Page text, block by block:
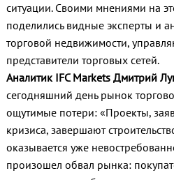
ситуации. Своими мнениями на
поделились видные эксперты и
торговой недвижимости,
представители торговых сетей.
Аналитик IFC Markets Дмитрий
сегодняшний день рынок
ощутимые потери: «Проекты,
кризиса, завершают
оказывается уже
произошел обвал рынка: